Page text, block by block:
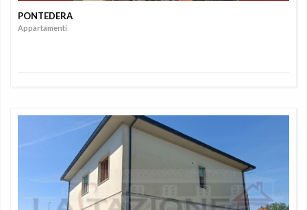
PONTEDERA
Appartamenti